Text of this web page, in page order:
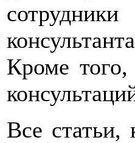
Кроме
Все статьи,